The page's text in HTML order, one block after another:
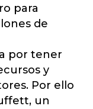
para
de
por tener
y
Por ello
un